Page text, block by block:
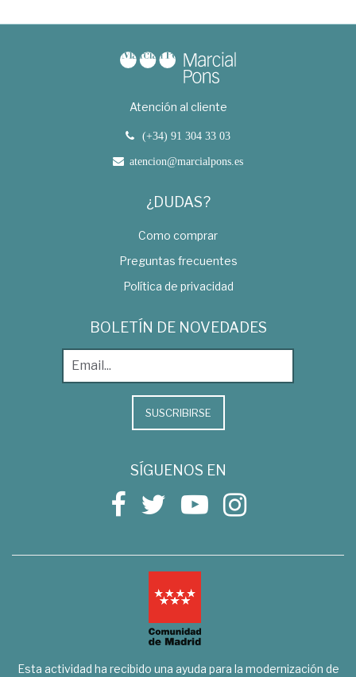
Atención al cliente
(+34) 91 304 33 03
atencion@marcialpons.es
¿DUDAS?
Como comprar
Preguntas frecuentes
Política de privacidad
BOLETÍN DE NOVEDADES
SUSCRIBIRSE
SÍGUENOS EN
Esta actividad ha recibido una ayuda para la modernización de